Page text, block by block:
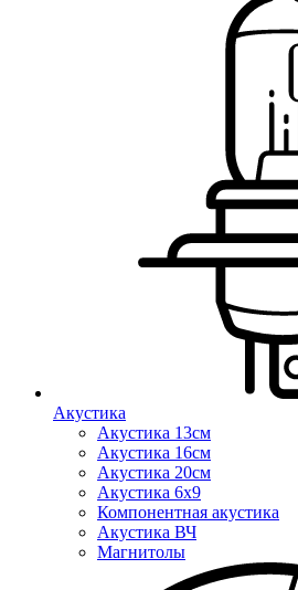
Акустика
Акустика 13см
Акустика 16см
Акустика 20см
Акустика 6x9
Компонентная акустика
Акустика ВЧ
Магнитолы